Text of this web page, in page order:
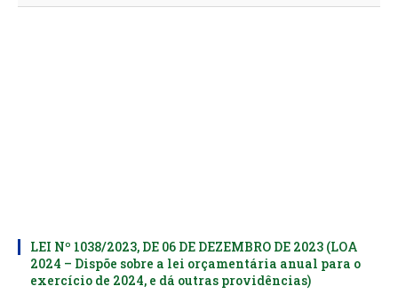
LEI Nº 1038/2023, DE 06 DE DEZEMBRO DE 2023 (LOA
2024 – Dispõe sobre a lei orçamentária anual para o
exercício de 2024, e dá outras providências)